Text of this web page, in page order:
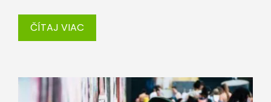
ČÍTAJ VIAC